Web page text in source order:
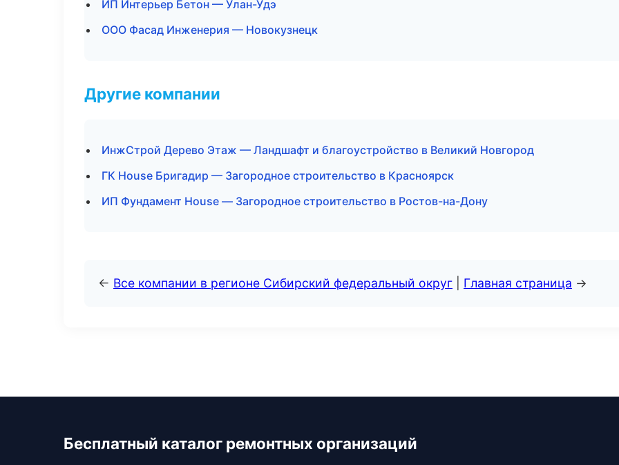
ИП Интерьер Бетон — Улан-Удэ
ООО Фасад Инженерия — Новокузнецк
Другие компании
ИнжСтрой Дерево Этаж — Ландшафт и благоустройство в Великий Новгород
ГК House Бригадир — Загородное строительство в Красноярск
ИП Фундамент House — Загородное строительство в Ростов-на-Дону
← Все компании в регионе Сибирский федеральный округ Главная страница →
Бесплатный каталог ремонтных организаций